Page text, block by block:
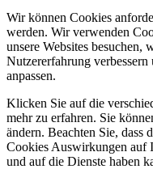
Wir können Cookies
werden. Wir verwenden
unsere Websites besuchen,
Nutzererfahrung
anpassen.
Klicken Sie auf die
mehr zu erfahren. Sie
ändern. Beachten Sie, dass
Cookies Auswirkungen auf
und auf die Dienste haben